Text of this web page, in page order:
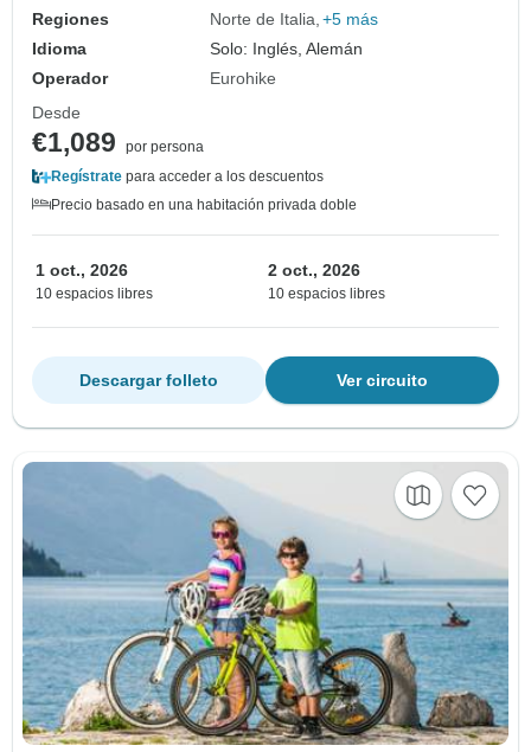
Regiones
Norte de Italia +5 más
Idioma
Solo: Inglés, Alemán
Operador
Eurohike
Desde
€1,089
por persona
Regístrate para acceder a los descuentos
Precio basado en una habitación privada doble
1 oct., 2026
10 espacios libres
2 oct., 2026
10 espacios libres
Ver circuito
Descargar folleto